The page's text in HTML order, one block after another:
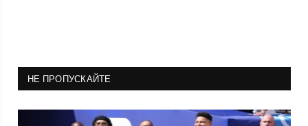
НЕ ПРОПУСКАЙТЕ